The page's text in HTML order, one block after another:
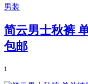
男装
简云男士秋裤
包邮
1